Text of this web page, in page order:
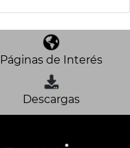
Páginas de Interés
Descargas